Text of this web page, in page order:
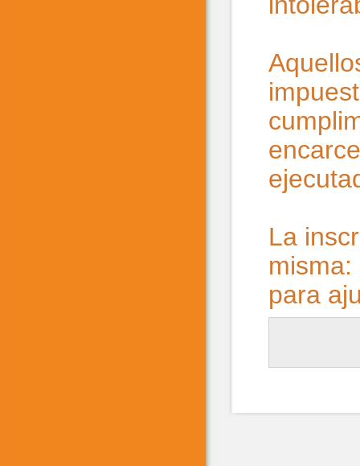
La
para